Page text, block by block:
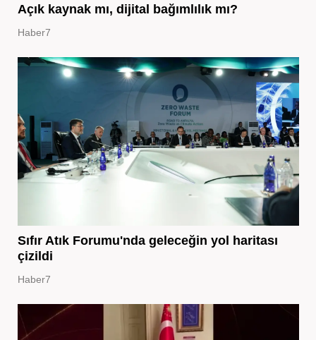
Açık kaynak mı, dijital bağımlılık mı?
Haber7
Sıfır Atık Forumu'nda geleceğin yol haritası
çizildi
Haber7